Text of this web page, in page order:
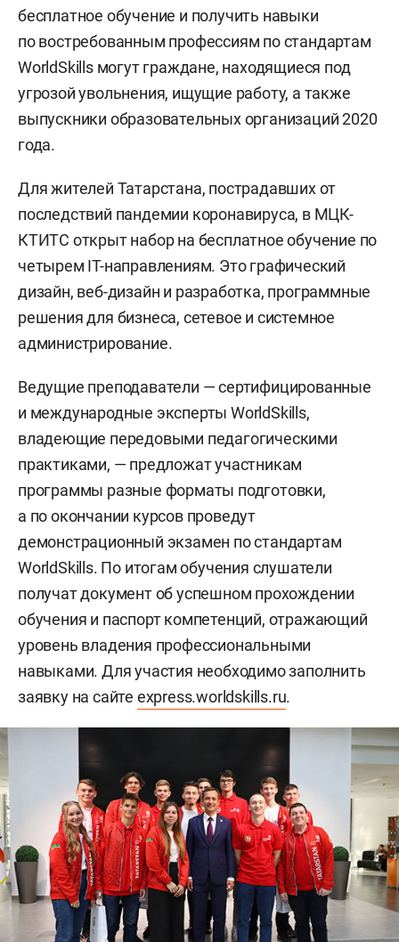
бесплатное обучение и получить навыки
по востребованным профессиям по стандартам
WorldSkills могут граждане, находящиеся под
угрозой увольнения, ищущие работу, а также
выпускники образовательных организаций 2020
года.
Для жителей Татарстана, пострадавших от
последствий пандемии коронавируса, в МЦК-
КТИТС открыт набор на бесплатное обучение по
четырем IT-направлениям. Это графический
дизайн, веб-дизайн и разработка, программные
решения для бизнеса, сетевое и системное
администрирование.
Ведущие преподаватели — сертифицированные
и международные эксперты WorldSkills,
владеющие передовыми педагогическими
практиками, — предложат участникам
программы разные форматы подготовки,
а по окончании курсов проведут
демонстрационный экзамен по стандартам
WorldSkills. По итогам обучения слушатели
получат документ об успешном прохождении
обучения и паспорт компетенций, отражающий
уровень владения профессиональными
навыками. Для участия необходимо заполнить
заявку на сайте express.worldskills.ru.